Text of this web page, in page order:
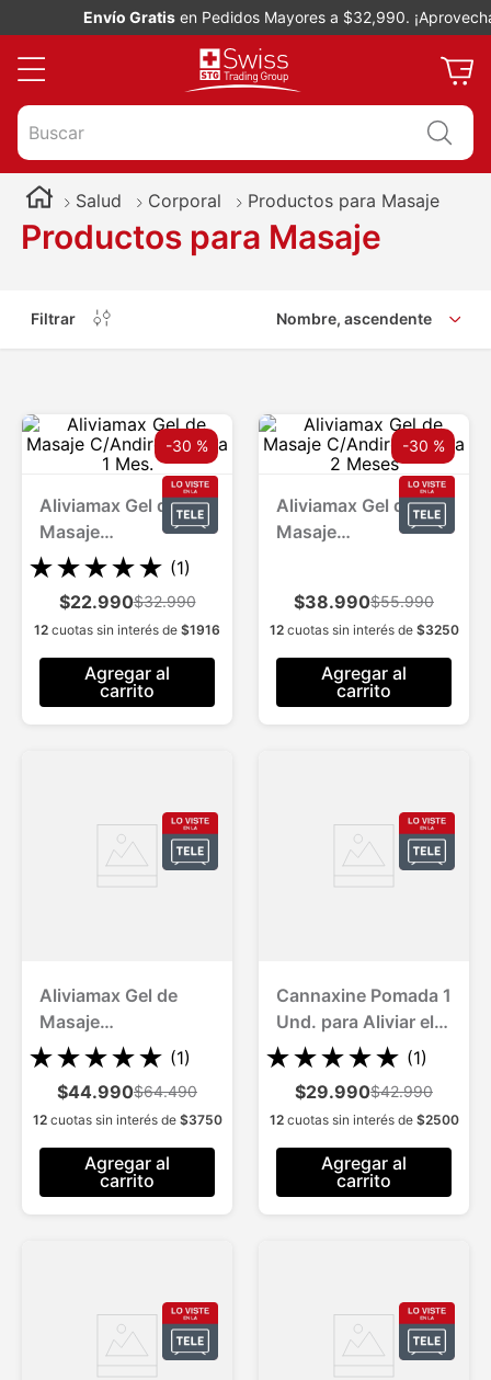
Envío Gratisen Pedidos Mayores a $32,990. ¡Aprovecha!
Buscar
Salud Corporal Productos para Masaje
Productos para Masaje
Filtrar Nombre, ascendente
-30 %
Aliviamax Gel de
Masaje
C/Andiroba para 1
Mes.
★★★★★ (1)
$22.990$32.990
12 cuotas sin interés de $1916
Agregar al
carrito
-30 %
Aliviamax Gel de
Masaje
$38.990$55.990
12cuotas sin interés de $3250
Agregar al
carrito
Aliviamax Gel de
Masaje
C/Andiroba para 3
Meses
★★★★★ (1)
$44.990$64.490
12cuotas sin interés de $3750
Agregar al
carrito
Cannaxine Pomada 1
Und. para Aliviar el
Dolor
★★★★★ (1)
$29.990$42.990
12cuotas sin interés de $2500
Agregar al
carrito